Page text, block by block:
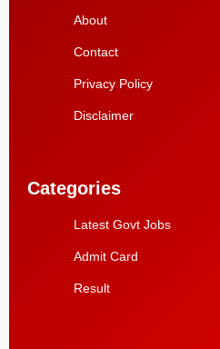
About
Contact
Privacy Policy
Disclaimer
Categories
Latest Govt Jobs
Admit Card
Result